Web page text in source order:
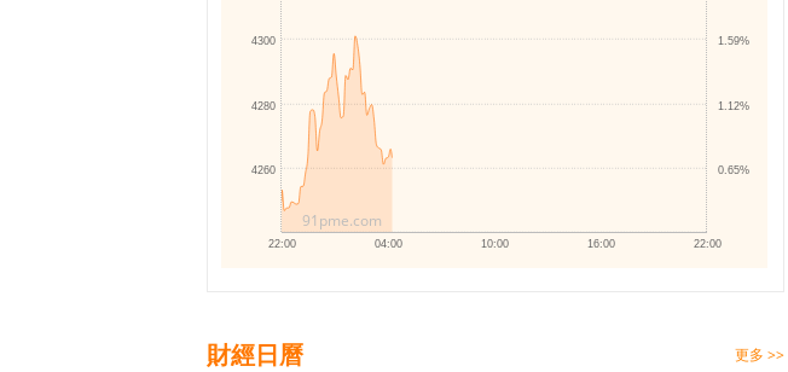
91pme.com
4260
4280
4300
0.65%
1.12%
1.59%
22:00 04:00 10:00 16:00 22:00
財經日曆 更多 >>